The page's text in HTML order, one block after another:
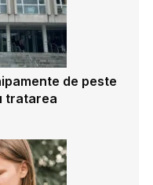
de peste
tratarea